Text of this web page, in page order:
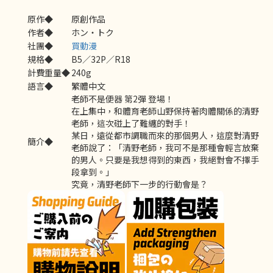
原作◆
原創作品
作者◆
ホン・トク
社團◆
買動漫
規格◆
B5／32P／R18
計費重量◆240g
語言◆
繁體中文
簡介◆
老師不是便器 第2彈 登場！
在上集中，和體育老師山野保持著肉體關係的清野
老師，這次碰上了難纏的對手！
某日，遠從都市調職而來的那個男人，這麼對清野
老師說了：「清野老師，我可不是那種會輕言放棄
的男人。只要是我想得到的東西，我絕對會不擇手
段拿到。」
究竟，清野老師下一步的行動會是？